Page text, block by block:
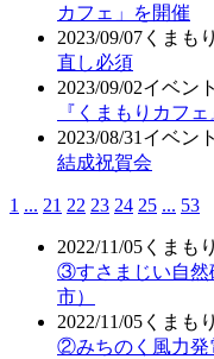
カフェ」を開催
2023/09/07 くまも
直し必須
2023/09/02イベント
『くまもりカフェ
2023/08/31 イベント
結成祝賀会
1 ... 21 22 23 24 25 ... 53
2022/11/05 くまも
③すさまじい自然
市）
2022/11/05 くまも
②みちのく風力発